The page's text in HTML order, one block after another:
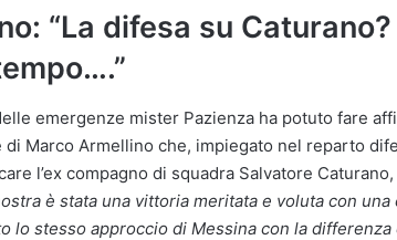
“La difesa su
emergenze mister Pazienza ha potuto fare
di Marco Armellino che, impiegato nel reparto
l’ex compagno di squadra Salvatore
è stata una vittoria meritata e voluta con
lo stesso approccio di Messina con la differenza